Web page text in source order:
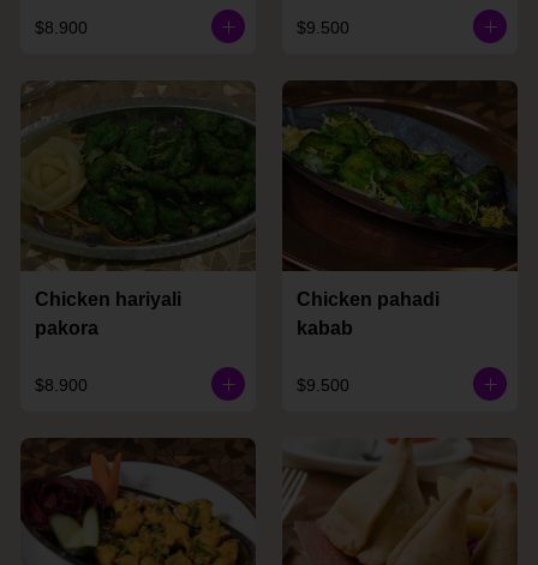
$8.900 $9.500
Chicken hariyali
pakora
$8.900
Chicken pahadi
kabab
$9.500